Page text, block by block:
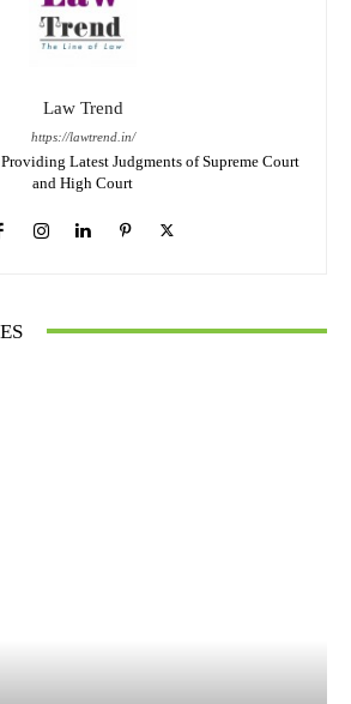
Law Trend
https://lawtrend.in/
Latest Judgments of Supreme Court
and High Court